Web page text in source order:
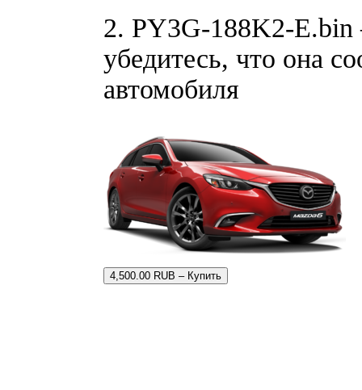
2. PY3G-188K2-E.bin
убедитесь, что она
автомобиля
4,500.00 RUB – Купить